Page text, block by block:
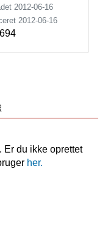
2012-06-16
2012-06-16
Er du ikke oprettet
her.